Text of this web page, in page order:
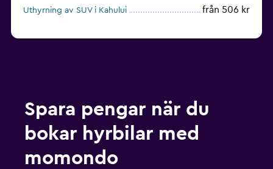
Uthyrning av SUV i Kahului från 506 kr
Spara pengar när du
bokar hyrbilar med
momondo